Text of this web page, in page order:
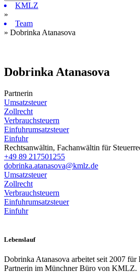
KMLZ
»
Team
» Dobrinka Atanasova
Dobrinka Atanasova
Partnerin
Umsatzsteuer
Zollrecht
Verbrauchsteuern
Einfuhrumsatzsteuer
Einfuhr
Rechtsanwältin, Fachanwältin für
+49 89 217501255
dobrinka.atanasova@kmlz.de
Umsatzsteuer
Zollrecht
Verbrauchsteuern
Einfuhrumsatzsteuer
Einfuhr
Lebenslauf
Dobrinka Atanasova arbeitet seit 2007
Partnerin im Münchner Büro von KMLZ.